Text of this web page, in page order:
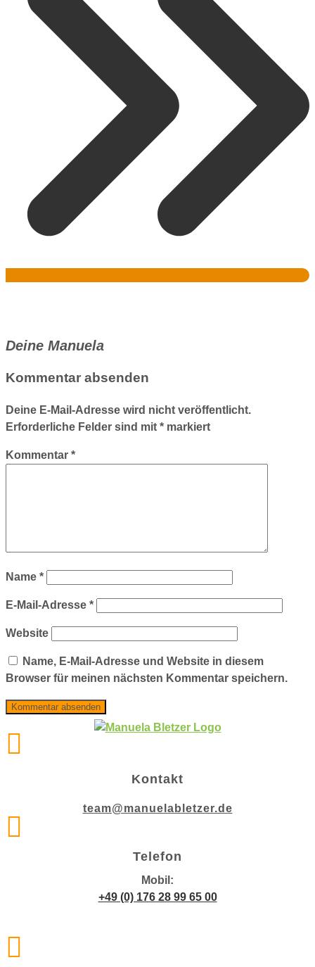
Deine Manuela
Kommentar absenden
Deine E-Mail-Adresse wird nicht veröffentlicht.
Erforderliche Felder sind mit * markiert
Kommentar *
Name *
E-Mail-Adresse *
Website
Name, E-Mail-Adresse und Website in diesem
Browser für meinen nächsten Kommentar speichern.

Kontakt
team@manuelabletzer.de

Telefon
Mobil:
+49 (0) 176 28 99 65 00
